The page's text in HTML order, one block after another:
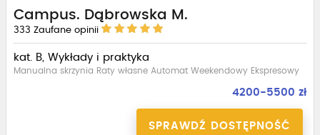
Campus. Dąbrowska M.
333 Zaufane opinii
kat. B, Wykłady i praktyka
Manualna skrzynia Raty własne Automat Weekendowy Ekspresowy
4200-5500 zł
SPRAWDŹ DOSTĘPNOŚĆ